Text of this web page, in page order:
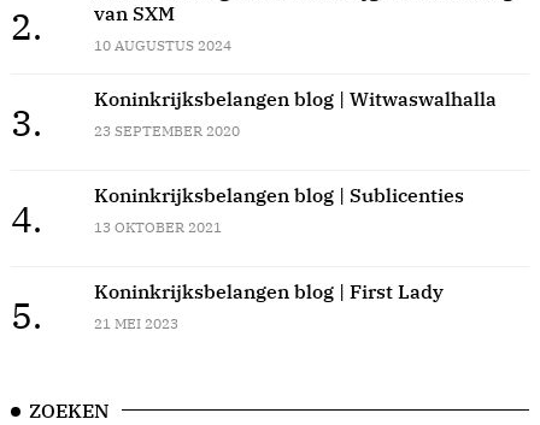
2.
van SXM
10 AUGUSTUS 2024
3.
Koninkrijksbelangen blog | Witwaswalhalla
23 SEPTEMBER 2020
4.
Koninkrijksbelangen blog | Sublicenties
13 OKTOBER 2021
5.
Koninkrijksbelangen blog | First Lady
21 MEI 2023
ZOEKEN